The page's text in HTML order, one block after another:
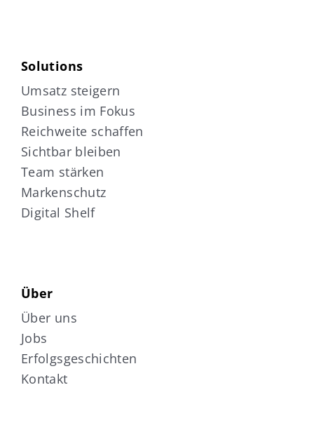
Solutions
Umsatz steigern
Business im Fokus
Reichweite schaffen
Sichtbar bleiben
Team stärken
Markenschutz
Digital Shelf
Über
Über uns
Jobs
Erfolgsgeschichten
Kontakt